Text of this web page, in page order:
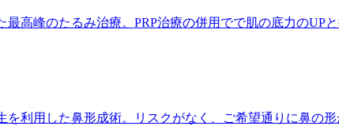
高峰のたるみ治療。PRP治療の併用でで肌の底力のUPと
利用した鼻形成術。リスクがなく、ご希望通りに鼻の